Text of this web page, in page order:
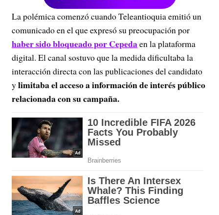
La polémica comenzó cuando Teleantioquia emitió un
comunicado en el que expresó su preocupación por
haber sido bloqueado por Cepedaen la plataforma
digital. El canal sostuvo que la medida dificultaba la
interacción directa con las publicaciones del candidato
ylimitaba el acceso a información de interés público
relacionada con su campaña.